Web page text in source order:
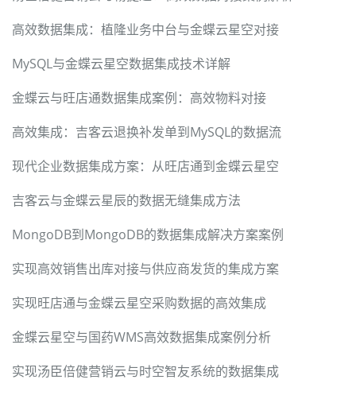
高效数据集成：植隆业务中台与金蝶云星空对接
MySQL与金蝶云星空数据集成技术详解
金蝶云与旺店通数据集成案例：高效物料对接
高效集成：吉客云退换补发单到MySQL的数据流
现代企业数据集成方案：从旺店通到金蝶云星空
吉客云与金蝶云星辰的数据无缝集成方法
MongoDB到MongoDB的数据集成解决方案案例
实现高效销售出库对接与供应商发货的集成方案
实现旺店通与金蝶云星空采购数据的高效集成
金蝶云星空与国药WMS高效数据集成案例分析
实现汤臣倍健营销云与时空智友系统的数据集成